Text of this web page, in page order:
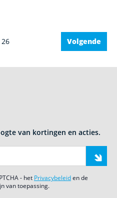
Volgende
van kortingen en acties.
- het Privacybeleiden de
van toepassing.